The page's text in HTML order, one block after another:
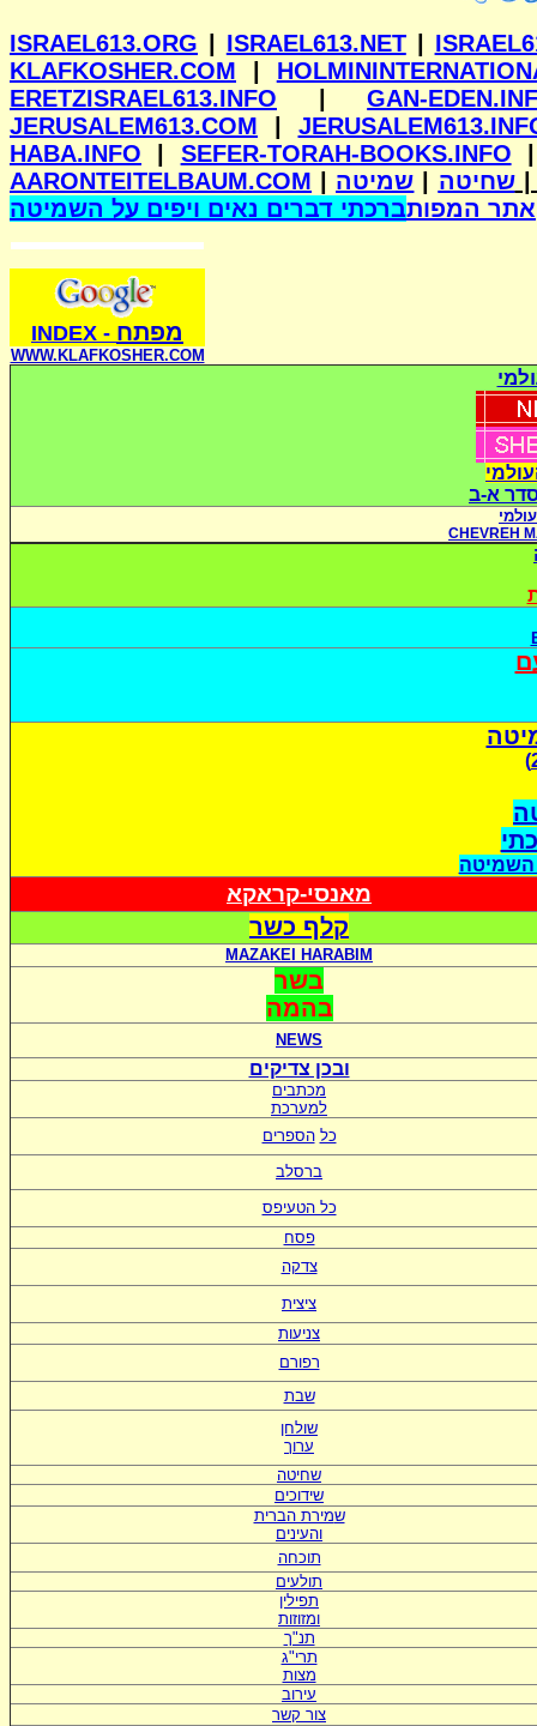
ISRAEL613.ORG ISRAEL613.NET|
KLAFKOSHER.COM
ERETZISRAEL613.INFO |GAN-
JERUSALEM613.COM
HABA.INFO
SEFER-TORAH-BOOKS.INFO
AARONTEITELBAUM.COM
שמיטה שחיטה
ברכתי דברים נאים ויפים על השמיטהאתר המפות
מפתח -
INDEX
WWW.KLAFKOSHER.COM
סדר א-ב
CHEVREH
השמיטה
מאנסי-קראקא
קלף כשר
MAZAKEI HARABIM
בשר
בהמה
NEWS
ובכן צדיקים
מכתבים
למערכת
כל הספרים
ברסלב
כל הטעיפס
פסח
צדקה
ציצית
צניעות
רפורם
שבת
שולחן
ערוך
שחיטה
שידוכים
שמירת הברית
והעינים
תוכחה
תולעים
תפילין
ומזוזות
תנ"ך
תרי"ג
מצות
עירוב
צור קשר